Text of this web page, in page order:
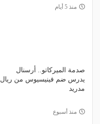
منذ 5 أيام
صدمة الميركاتو.. أرسنال
يدرس ضم فينيسيوس من ريال
مدريد
منذ أسبوع